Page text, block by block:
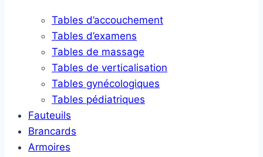
Tables d’accouchement
Tables d’examens
Tables de massage
Tables de verticalisation
Tables gynécologiques
Tables pédiatriques
Fauteuils
Brancards
Armoires